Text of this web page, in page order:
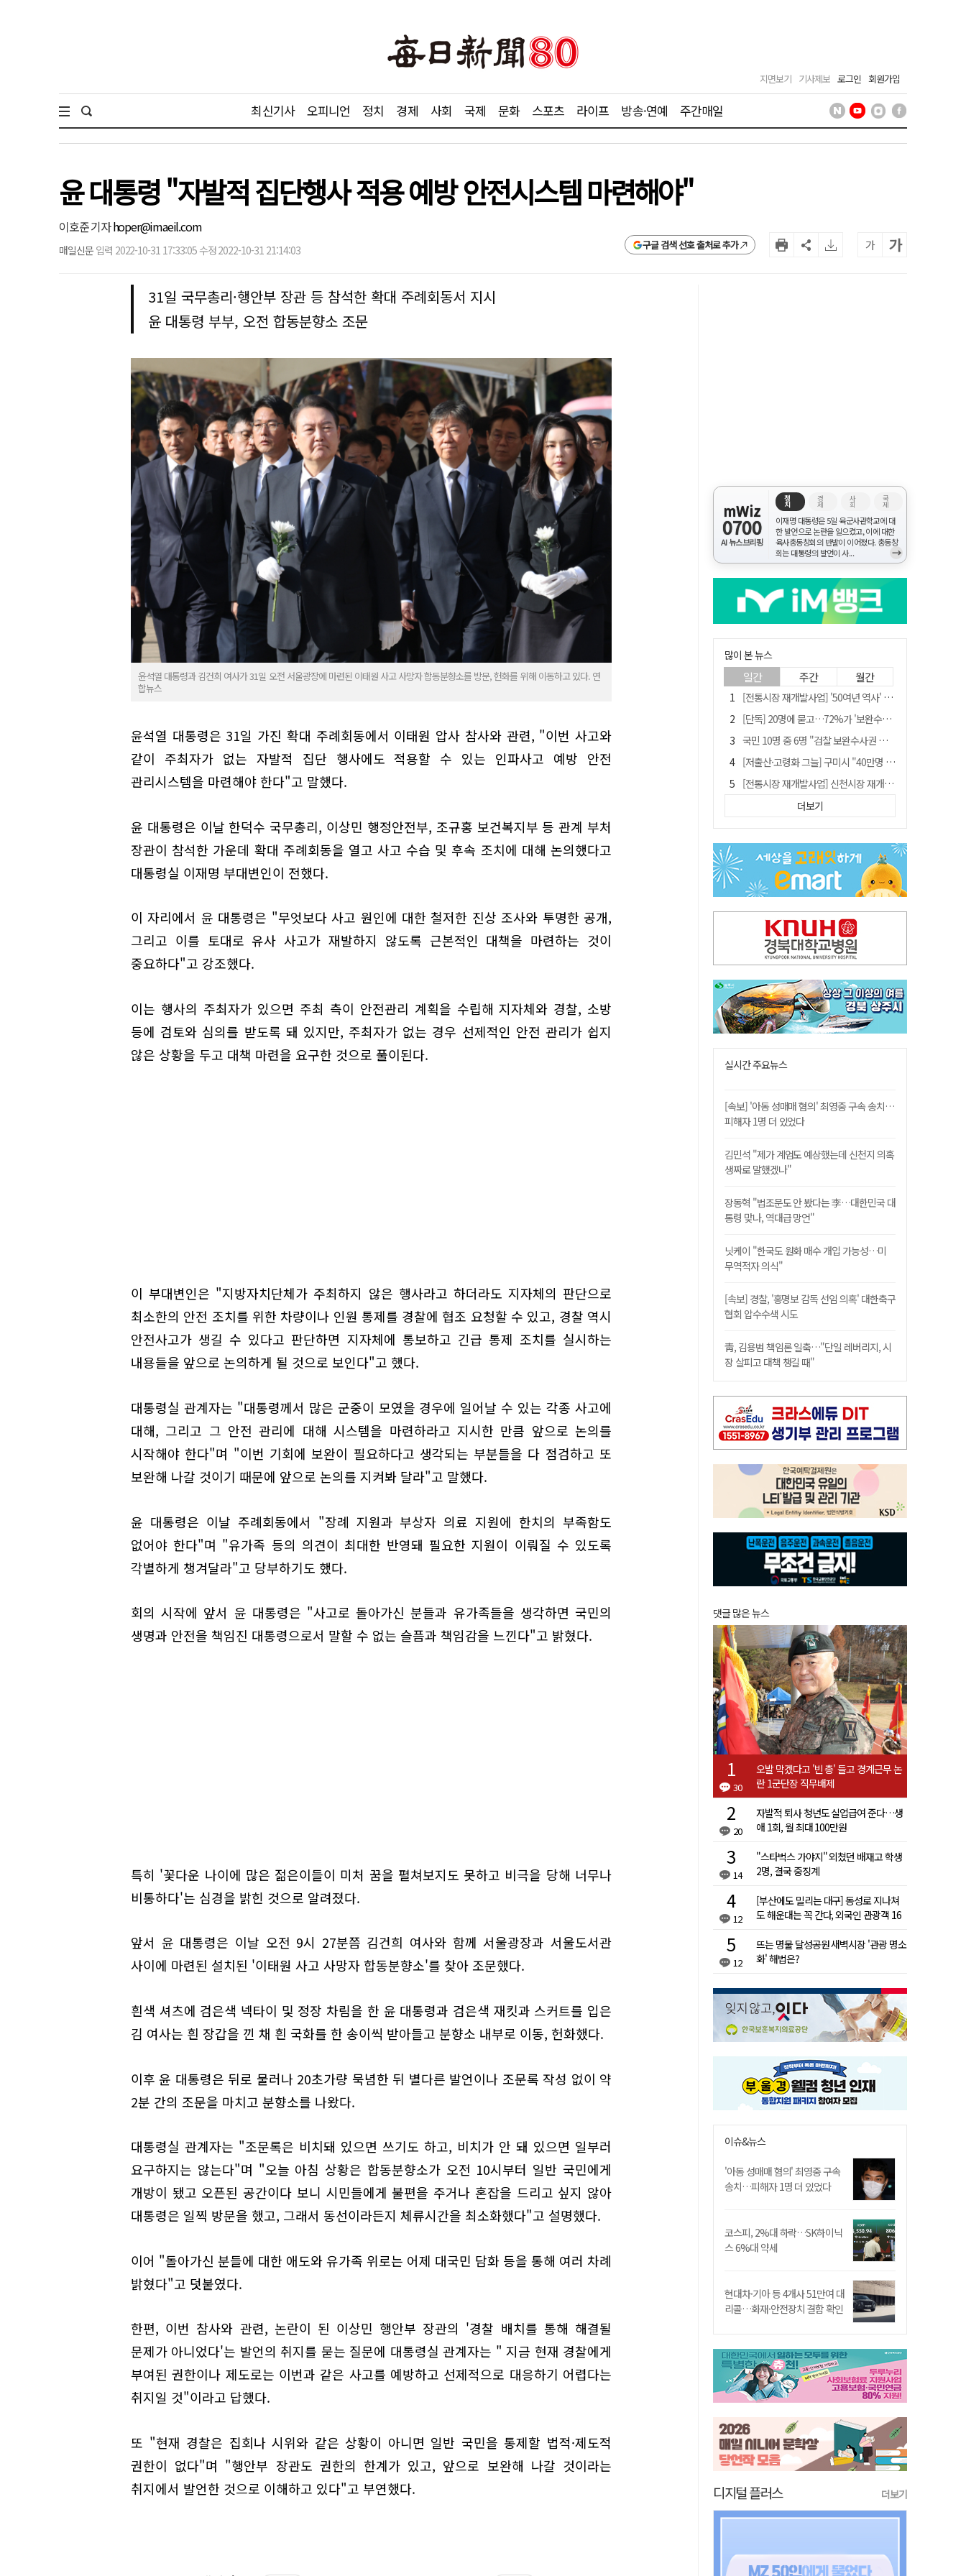
지면보기 기사제보 로그인 회원가입
최신기사 오피니언 정치 경제 사회 국제 문화 스포츠 라이프 방송·연예 주간매일
윤 대통령 "자발적 집단행사 적용 예방 안전시스템 마련해야"
이호준 기자hoper@imaeil.com
매일신문 입력 2022-10-31 17:33:05 수정 2022-10-31 21:14:03 구글 검색 선호 출처로 추가 가 가
31일 국무총리·행안부 장관 등 참석한 확대 주례회동서 지시
윤 대통령 부부, 오전 합동분향소 조문
윤석열 대통령과 김건희 여사가 31일 오전 서울광장에 마련된 이태원 사고 사망자 합동분향소를 방문, 헌화를 위해 이동하고 있다. 연
합뉴스
윤석열 대통령은 31일 가진 확대 주례회동에서 이태원 압사 참사와 관련, "이번 사고와
같이 주최자가 없는 자발적 집단 행사에도 적용할 수 있는 인파사고 예방 안전
관리시스템을 마련해야 한다"고 말했다.
윤 대통령은 이날 한덕수 국무총리, 이상민 행정안전부, 조규홍 보건복지부 등 관계 부처
장관이 참석한 가운데 확대 주례회동을 열고 사고 수습 및 후속 조치에 대해 논의했다고
대통령실 이재명 부대변인이 전했다.
이 자리에서 윤 대통령은 "무엇보다 사고 원인에 대한 철저한 진상 조사와 투명한 공개,
그리고 이를 토대로 유사 사고가 재발하지 않도록 근본적인 대책을 마련하는 것이
중요하다"고 강조했다.
이는 행사의 주최자가 있으면 주최 측이 안전관리 계획을 수립해 지자체와 경찰, 소방
등에 검토와 심의를 받도록 돼 있지만, 주최자가 없는 경우 선제적인 안전 관리가 쉽지
않은 상황을 두고 대책 마련을 요구한 것으로 풀이된다.
이 부대변인은 "지방자치단체가 주최하지 않은 행사라고 하더라도 지자체의 판단으로
최소한의 안전 조치를 위한 차량이나 인원 통제를 경찰에 협조 요청할 수 있고, 경찰 역시
안전사고가 생길 수 있다고 판단하면 지자체에 통보하고 긴급 통제 조치를 실시하는
내용들을 앞으로 논의하게 될 것으로 보인다"고 했다.
대통령실 관계자는 "대통령께서 많은 군중이 모였을 경우에 일어날 수 있는 각종 사고에
대해, 그리고 그 안전 관리에 대해 시스템을 마련하라고 지시한 만큼 앞으로 논의를
시작해야 한다"며 "이번 기회에 보완이 필요하다고 생각되는 부분들을 다 점검하고 또
보완해 나갈 것이기 때문에 앞으로 논의를 지켜봐 달라"고 말했다.
윤 대통령은 이날 주례회동에서 "장례 지원과 부상자 의료 지원에 한치의 부족함도
없어야 한다"며 "유가족 등의 의견이 최대한 반영돼 필요한 지원이 이뤄질 수 있도록
각별하게 챙겨달라"고 당부하기도 했다.
회의 시작에 앞서 윤 대통령은 "사고로 돌아가신 분들과 유가족들을 생각하면 국민의
생명과 안전을 책임진 대통령으로서 말할 수 없는 슬픔과 책임감을 느낀다"고 밝혔다.
특히 '꽃다운 나이에 많은 젊은이들이 미처 꿈을 펼쳐보지도 못하고 비극을 당해 너무나
비통하다'는 심경을 밝힌 것으로 알려졌다.
앞서 윤 대통령은 이날 오전 9시 27분쯤 김건희 여사와 함께 서울광장과 서울도서관
사이에 마련된 설치된 '이태원 사고 사망자 합동분향소'를 찾아 조문했다.
흰색 셔츠에 검은색 넥타이 및 정장 차림을 한 윤 대통령과 검은색 재킷과 스커트를 입은
김 여사는 흰 장갑을 낀 채 흰 국화를 한 송이씩 받아들고 분향소 내부로 이동, 헌화했다.
이후 윤 대통령은 뒤로 물러나 20초가량 묵념한 뒤 별다른 발언이나 조문록 작성 없이 약
2분 간의 조문을 마치고 분향소를 나왔다.
대통령실 관계자는 "조문록은 비치돼 있으면 쓰기도 하고, 비치가 안 돼 있으면 일부러
요구하지는 않는다"며 "오늘 아침 상황은 합동분향소가 오전 10시부터 일반 국민에게
개방이 됐고 오픈된 공간이다 보니 시민들에게 불편을 주거나 혼잡을 드리고 싶지 않아
대통령은 일찍 방문을 했고, 그래서 동선이라든지 체류시간을 최소화했다"고 설명했다.
이어 "돌아가신 분들에 대한 애도와 유가족 위로는 어제 대국민 담화 등을 통해 여러 차례
밝혔다"고 덧붙였다.
한편, 이번 참사와 관련, 논란이 된 이상민 행안부 장관의 '경찰 배치를 통해 해결될
문제가 아니었다'는 발언의 취지를 묻는 질문에 대통령실 관계자는 " 지금 현재 경찰에게
부여된 권한이나 제도로는 이번과 같은 사고를 예방하고 선제적으로 대응하기 어렵다는
취지일 것"이라고 답했다.
또 "현재 경찰은 집회나 시위와 같은 상황이 아니면 일반 국민을 통제할 법적·제도적
권한이 없다"며 "행안부 장관도 권한의 한계가 있고, 앞으로 보완해 나갈 것이라는
취지에서 발언한 것으로 이해하고 있다"고 부연했다.
mWiz
0700
AI 뉴스브리핑
정
치
경
제
사
회
국
제
이재명 대통령은 5일 육군사관학교에 대
한 발언으로 논란을 일으켰고, 이에 대한
육사총동창회의 반발이 이어졌다. 총동창
회는 대통령의 발언이 사...
→
많이 본 뉴스
일간 주간 월간
[전통시장 재개발사업] '50여년 역사' 수성시장 자리에 25층 주상복합 들어선다
[단독] 20명에 묻고…72%가 '보완수사권 폐지'?
국민 10명 중 6명 "검찰 보완수사권 필요"…민주당 지지층도 53.8%
[저출산·고령화 그늘] 구미시 "40만명 사수" 고령군 "3만명대 회복"
[전통시장 재개발사업] 신천시장 재개발, 준공 후에도 소송전
李대통령 지지율 다시 40%대로…20대는 18.8%p 급락
안동-사가에, "50년 우정 넘어 미래 50년 함께 연다"
[인사]경상북도
유승민 "尹 졸업한 서울대 법대·충암고도 없애야"…李 육사 통합 직격
더보기
실시간 주요뉴스
[속보] '아동 성매매 혐의' 최영중 구속 송치…
피해자 1명 더 있었다
김민석 "제가 계엄도 예상했는데 신천지 의혹
생짜로 말했겠나"
장동혁 "법조문도 안 봤다는 李…대한민국 대
통령 맞나, 역대급 망언"
닛케이 "한국도 원화 매수 개입 가능성…미
무역적자 의식"
[속보] 경찰, '홍명보 감독 선임 의혹' 대한축구
협회 압수수색 시도
靑, 김용범 책임론 일축…"단일 레버리지, 시
장 살피고 대책 챙길 때"
댓글 많은 뉴스
30
오발 막겠다고 '빈 총' 들고 경계근무 논
란 1군단장 직무배제
20
자발적 퇴사 청년도 실업급여 준다…생
애 1회, 월 최대 100만원
14
"스타벅스 가야지" 외쳤던 배재고 학생
2명, 결국 중징계
12
[부산에도 밀리는 대구] 동성로 지나쳐
도 해운대는 꼭 간다, 외국인 관광객 16
12
뜨는 명물 달성공원 새벽시장 '관광 명소
화' 해법은?
이슈&뉴스
'아동 성매매 혐의' 최영중 구속
송치…피해자 1명 더 있었다
코스피, 2%대 하락…SK하이닉
스 6%대 약세
현대차·기아 등 4개사 51만여 대
리콜…화재·안전장치 결함 확인
디지털 플러스 더보기